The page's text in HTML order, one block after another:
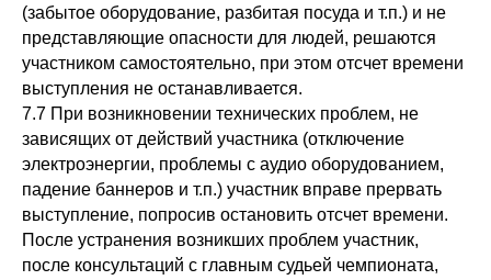
(забытое оборудование, разбитая посуда и т.п.) и не
представляющие опасности для людей, решаются
участником самостоятельно, при этом отсчет времени
выступления не останавливается.
7.7 При возникновении технических проблем, не
зависящих от действий участника (отключение
электроэнергии, проблемы с аудио оборудованием,
падение баннеров и т.п.) участник вправе прервать
выступление, попросив остановить отсчет времени.
После устранения возникших проблем участник,
после консультаций с главным судьей чемпионата,